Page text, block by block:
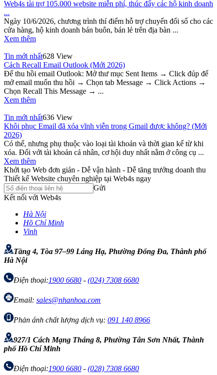
Web4s tài trợ 105.000 website miễn phí, thúc đẩy các hộ kinh doanh
...
Ngày 10/6/2026, chương trình thí điểm hỗ trợ chuyển đổi số cho các
cửa hàng, hộ kinh doanh bán buôn, bán lẻ trên địa bàn ...
Xem thêm
Tin mới nhất628 View
Cách Recall Email Outlook (Mới 2026)
Để thu hồi email Outlook: Mở thư mục Sent Items → Click đúp để
mở email muốn thu hồi → Chọn tab Message → Click Actions →
Chọn Recall This Message → ...
Xem thêm
Tin mới nhất636 View
Khôi phục Email đã xóa vĩnh viễn trong Gmail được không? (Mới
2026)
Có thể, nhưng phụ thuộc vào loại tài khoản và thời gian kể từ khi
xóa. Đối với tài khoản cá nhân, cơ hội duy nhất nằm ở công cụ ...
Xem thêm
Khởi tạo Web đơn giản - Dễ vận hành - Dễ tăng trưởng doanh thu
Thiết kế Website chuyên nghiệp tại Web4s ngay
Gửi
Kết nối với Web4s
Hà Nội
Hồ Chí Minh
Vinh
Tầng 4, Tòa 97–99 Láng Hạ, Phường Đống Đa, Thành phố
Hà Nội
Điện thoại:1900 6680 - (024) 7308 6680
Email: sales@nhanhoa.com
Phản ánh chất lượng dịch vụ: 091 140 8966
927/1 Cách Mạng Tháng 8, Phường Tân Sơn Nhất, Thành
phố Hồ Chí Minh
Điện thoại:1900 6680 - (028) 7308 6680